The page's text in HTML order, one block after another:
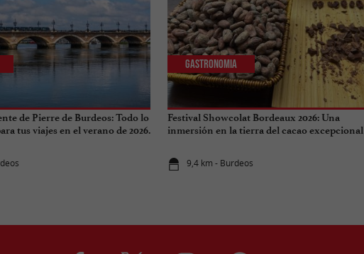
de Pierre de Burdeos: Todo lo
tus viajes en el verano de 2026.
Festival Showcolat Bordeaux 2026: Una
inmersión en la tierra del cacao excepcional
9,4 km - Burdeos
Gastronomia